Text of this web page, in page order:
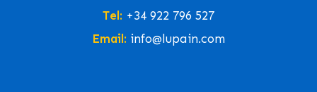
Tel: +34 922 796 527
Email: info@lupain.com